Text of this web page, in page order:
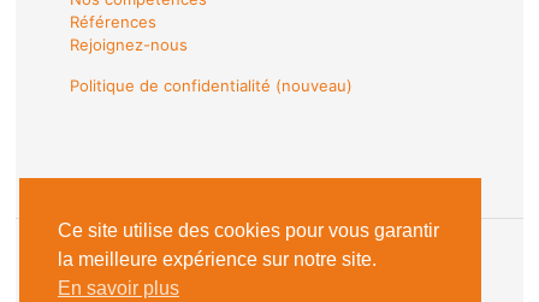
Références
Rejoignez-nous
Politique de confidentialité (nouveau)
Ce site utilise des cookies pour vous garantir
la meilleure expérience sur notre site.
En savoir plus